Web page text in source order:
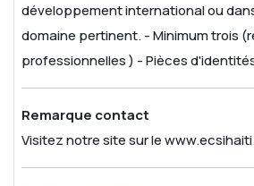
développement international ou
domaine pertinent.- Minimum trois
professionnelles ) - Pièces
Remarque contact
Visitez notre site sur le